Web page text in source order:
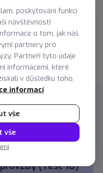
dictum. Donec
scelerisque et, nunc
Condimentum lorem
cursus diam.
novinky
Jak se zbavit
(Test 10)
poskytování funkcí
návštěvnosti
o tom, jak náš
partnery pro
Partneři tyto údaje
informacemi, které
v důsledku toho,
informací
vše
vše